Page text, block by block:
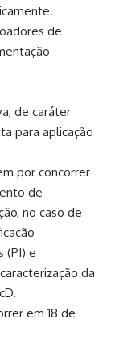
de
de caráter
para aplicação
por concorrer
de
no caso de
(PI) e
da
em 18 de